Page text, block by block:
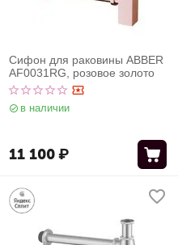
Сифон для раковины ABBER
AF0031RG, розовое золото
в наличии
11 100₽